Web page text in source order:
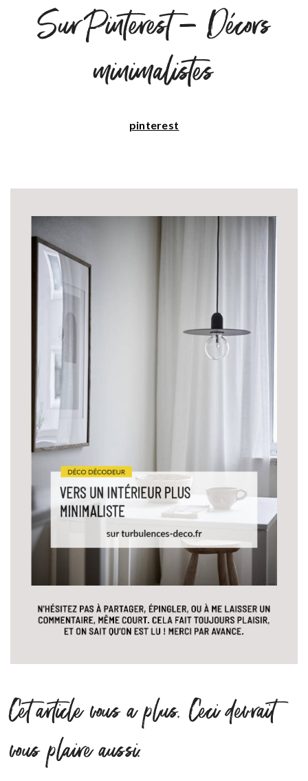
Sur Pinterest – Décors
minimalistes
pinterest
Cet article vous a plus. Ceci devrait
vous plaire aussi.